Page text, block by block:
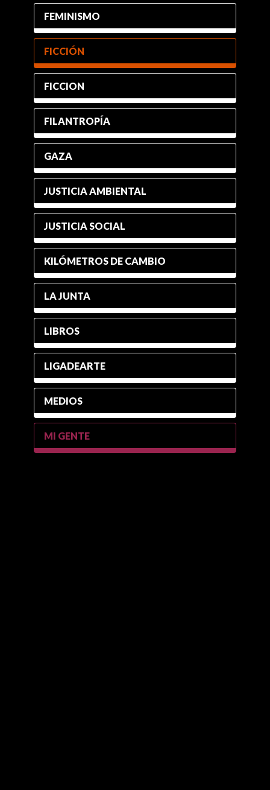
FEMINISMO
FICCIÓN
FICCION
FILANTROPÍA
GAZA
JUSTICIA AMBIENTAL
JUSTICIA SOCIAL
KILÓMETROS DE CAMBIO
LA JUNTA
LIBROS
LIGADEARTE
MEDIOS
MI GENTE